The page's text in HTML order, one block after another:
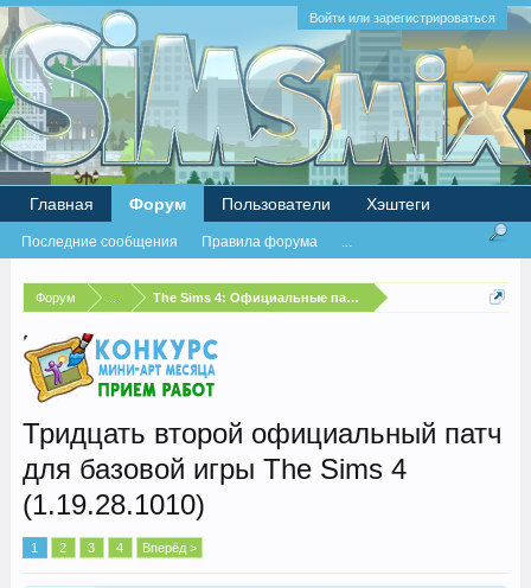
Войти или зарегистрироваться
Форум The Sims 4: Официальные патчи и бесплатные
Тридцать второй официальный патч
для базовой игры The Sims 4
(1.19.28.1010)
1 2 3 4 Вперёд >
Главная Форум
Последние сообщения Правила форума ...
Пользователи Хэштеги